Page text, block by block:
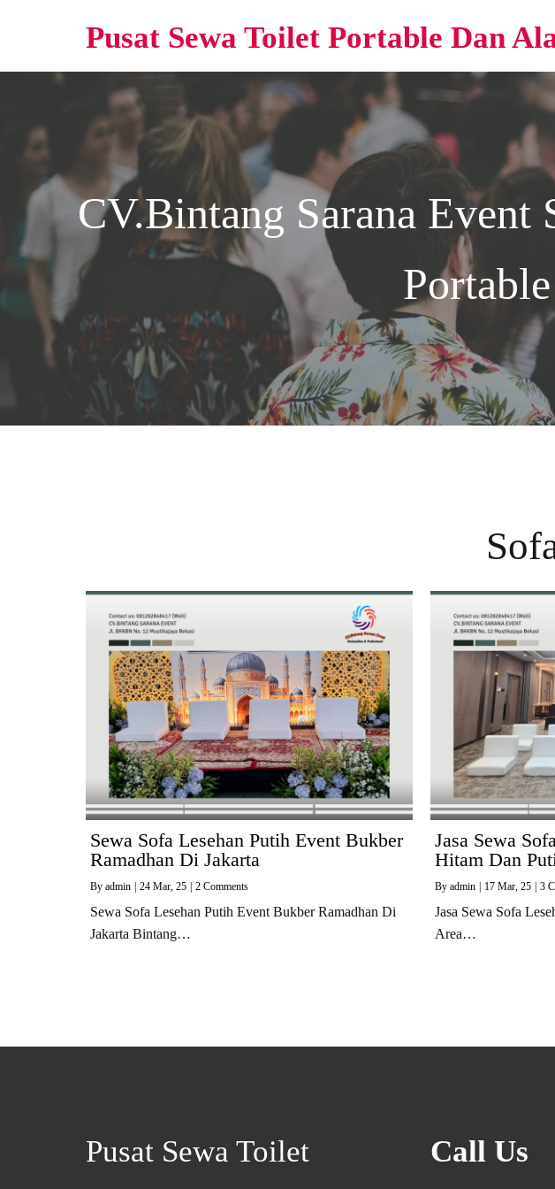
Pusat Sewa Toilet Portable Dan
CV.Bintang Sarana Event
Sewa Sofa Lesehan Putih Event Bukber
Ramadhan Di Jakarta
By admin 24 Mar, 25 2 Comments
Sewa Sofa Lesehan Putih Event Bukber Ramadhan Di
Jakarta Bintang…
Jasa Sewa
Hitam Dan
By admin 17 Mar, 25 3
Jasa Sewa Sofa
Area…
Pusat Sewa Toilet
Call Us